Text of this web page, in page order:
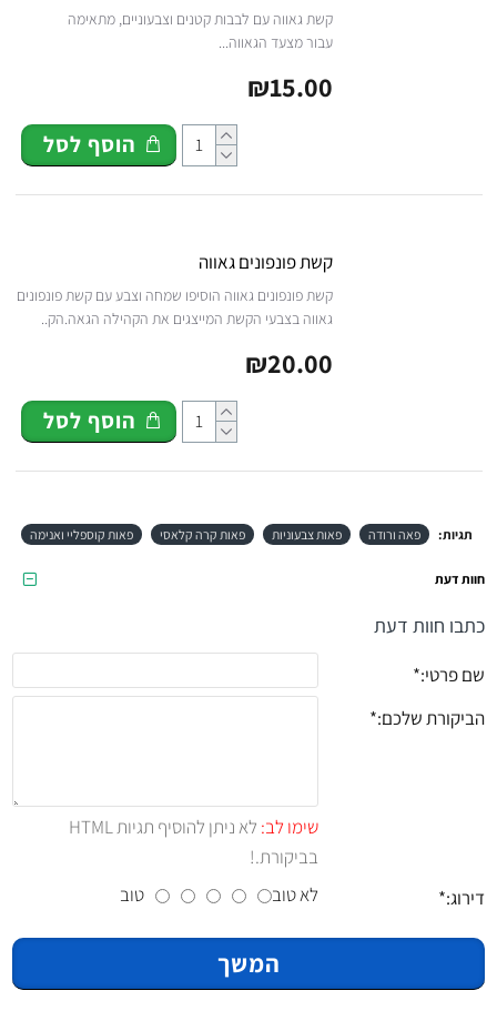
קשת גאווה עם לבבות קטנים וצבעוניים, מתאימה
עבור מצעד הגאווה...
₪15.00
הוסף לסל
קשת פונפונים גאווה
קשת פונפונים גאווה הוסיפו שמחה וצבע עם קשת פונפונים
גאווה בצבעי הקשת המייצגים את הקהילה הגאה.הק..
₪20.00
הוסף לסל
תגיות: פאה ורודה פאות צבעוניות פאות קרה קלאסי פאות קוספליי ואנימה
חוות דעת
כתבו חוות דעת
שם פרטי:
הביקורת שלכם:
שימו לב:
לא ניתן להוסיף תגיות HTML
בביקורת.!
דירוג:
לא טוב טוב
המשך